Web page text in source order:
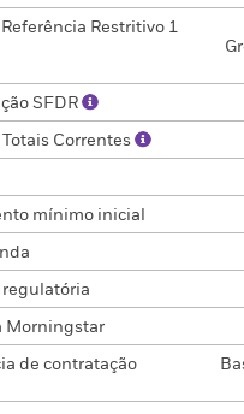
Referência Restritivo 1
SFDR
Correntes
mínimo inicial
regulatória
Morningstar
de contratação